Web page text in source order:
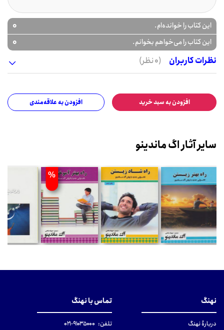
این کتاب را خوانده‌ام. 0
این کتاب را می‌خواهم بخوانم.
0
نظرات کاربران
(0 نظر)
افزودن به سبد خرید افزودن به علاقه‌مندی
سایر آثار اگ ماندینو
%
%
نهنگ
دربارهٔ نهنگ
تماس با نهنگ
تلفن: ۹۱۰۳۵۰۰۰-۰۲۱